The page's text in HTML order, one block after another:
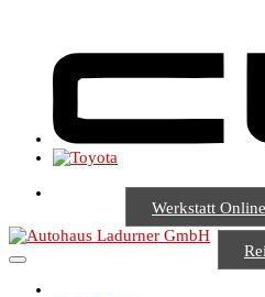
Werkstatt